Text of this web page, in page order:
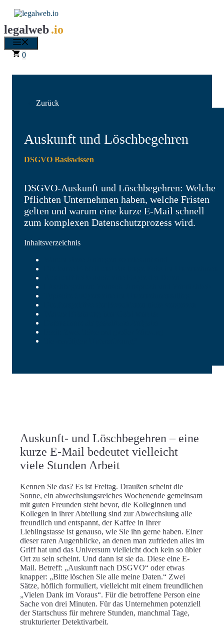
Zum
Inhalt
springen
legalweb.io
0
Auskunft und Löschbegehren
DSGVO Basiswissen
DSGVO-Auskunft und Löschbegehren: Welche
Pflichten Unternehmen haben, welche Fristen
gelten und warum eine kurze E-Mail schnell
zum komplexen Datenschutzprozess wird.
Inhaltsverzeichnis
Zurück
Auskunft- und Löschbegehren – eine
kurze E-Mail bedeutet vielleicht
viele Stunden Arbeit
Kennen Sie das? Es ist Freitag. Draußen scheint die
Sonne, ein abwechslungsreiches Wochenende gemeinsam
mit guten Freunden steht bevor, die Kolleginnen und
Kollegen in ihrer Abteilung sind zur Abwechslung alle
freundlich und entspannt, der Kaffee in Ihrer
Lieblingstasse ist genauso, wie Sie ihn gerne haben. Einer
dieser raren Augenblicke, an denen man zufrieden alles im
Griff hat und das Universum vielleicht doch kein so übler
Ort zu sein scheint. Und dann ist sie da. Diese eine E-
Mail. Betreff: „Auskunft nach DSGVO“ oder etwas
knapper: „Bitte löschen Sie alle meine Daten.“ Zwei
Sätze, höflich formuliert, vielleicht mit einem freundlichen
„Vielen Dank im Voraus“. Für die betroffene Person eine
Sache von drei Minuten. Für das Unternehmen potenziell
der Startschuss für mehrere Stunden, manchmal Tage,
strukturierter Detektivarbeit.